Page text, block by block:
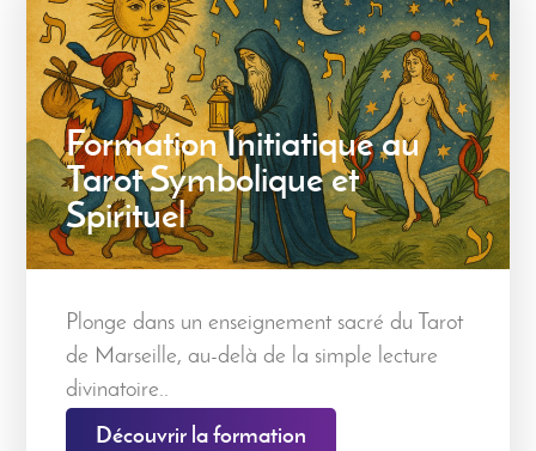
Formation Initiatique au
Tarot Symbolique et
Spirituel
Plonge dans un enseignement sacré du Tarot
de Marseille, au-delà de la simple lecture
divinatoire..
Découvrir la formation